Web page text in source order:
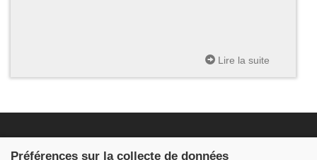
Lire la suite
Préférences sur la collecte de données